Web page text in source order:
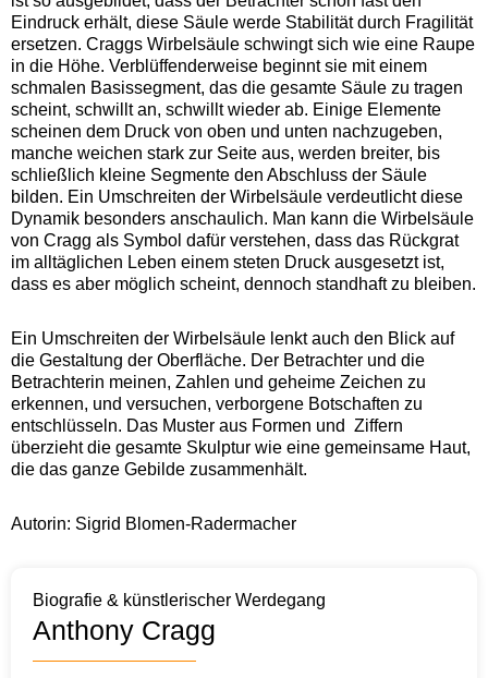
Eindruck erhält, diese Säule werde Stabilität durch Fragilität
ersetzen. Craggs Wirbelsäule schwingt sich wie eine Raupe
in die Höhe. Verblüffenderweise beginnt sie mit einem
schmalen Basissegment, das die gesamte Säule zu tragen
scheint, schwillt an, schwillt wieder ab. Einige Elemente
scheinen dem Druck von oben und unten nachzugeben,
manche weichen stark zur Seite aus, werden breiter, bis
schließlich kleine Segmente den Abschluss der Säule
bilden. Ein Umschreiten der Wirbelsäule verdeutlicht diese
Dynamik besonders anschaulich. Man kann die Wirbelsäule
von Cragg als Symbol dafür verstehen, dass das Rückgrat
im alltäglichen Leben einem steten Druck ausgesetzt ist,
dass es aber möglich scheint, dennoch standhaft zu bleiben.
Ein Umschreiten der Wirbelsäule lenkt auch den Blick auf
die Gestaltung der Oberfläche. Der Betrachter und die
Betrachterin meinen, Zahlen und geheime Zeichen zu
erkennen, und versuchen, verborgene Botschaften zu
entschlüsseln. Das Muster aus Formen und Ziffern
überzieht die gesamte Skulptur wie eine gemeinsame Haut,
die das ganze Gebilde zusammenhält.
Autorin: Sigrid Blomen-Radermacher
Biografie & künstlerischer Werdegang
Anthony Cragg